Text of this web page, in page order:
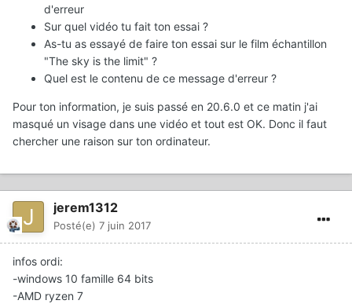
d'erreur
Sur quel vidéo tu fait ton essai ?
As-tu as essayé de faire ton essai sur le film échantillon
"The sky is the limit" ?
Quel est le contenu de ce message d'erreur ?
Pour ton information, je suis passé en 20.6.0 et ce matin j'ai
masqué un visage dans une vidéo et tout est OK. Donc il faut
chercher une raison sur ton ordinateur.
jerem1312
Posté(e) 7 juin 2017
infos ordi:
-windows 10 famille 64 bits
-AMD ryzen 7